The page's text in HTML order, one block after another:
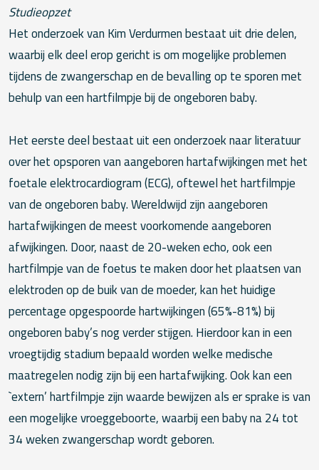
Studieopzet
Het onderzoek van Kim Verdurmen bestaat uit drie delen,
waarbij elk deel erop gericht is om mogelijke problemen
tijdens de zwangerschap en de bevalling op te sporen met
behulp van een hartfilmpje bij de ongeboren baby.
Het eerste deel bestaat uit een onderzoek naar literatuur
over het opsporen van aangeboren hartafwijkingen met het
foetale elektrocardiogram (ECG), oftewel het hartfilmpje
van de ongeboren baby. Wereldwijd zijn aangeboren
hartafwijkingen de meest voorkomende aangeboren
afwijkingen. Door, naast de 20-weken echo, ook een
hartfilmpje van de foetus te maken door het plaatsen van
elektroden op de buik van de moeder, kan het huidige
percentage opgespoorde hartwijkingen (65%-81%) bij
ongeboren baby’s nog verder stijgen. Hierdoor kan in een
vroegtijdig stadium bepaald worden welke medische
maatregelen nodig zijn bij een hartafwijking. Ook kan een
`extern’ hartfilmpje zijn waarde bewijzen als er sprake is van
een mogelijke vroeggeboorte, waarbij een baby na 24 tot
34 weken zwangerschap wordt geboren.